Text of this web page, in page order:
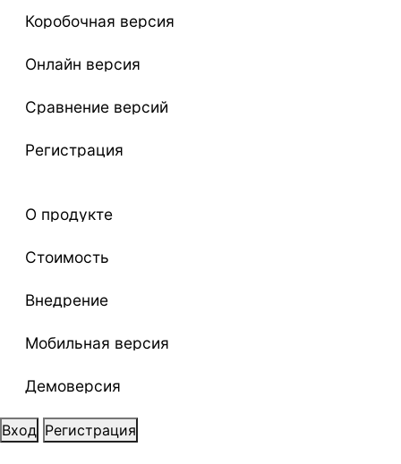
Коробочная версия
Онлайн версия
Сравнение версий
Регистрация
О продукте
Стоимость
Внедрение
Мобильная версия
Демоверсия
Вход Регистрация